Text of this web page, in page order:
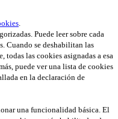
.
Puede leer sobre cada
Cuando se deshabilitan las
todas las cookies asignadas a esa
puede ver una lista de cookies
en la declaración de
una funcionalidad básica. El